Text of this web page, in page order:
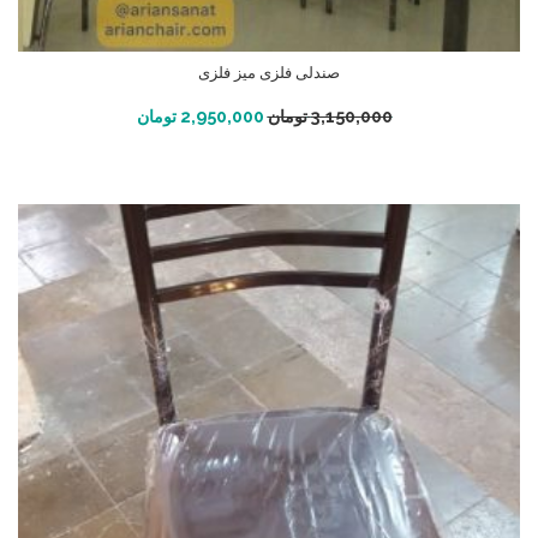
صندلی فلزی میز فلزی
3,150,000تومان 2,950,000 تومان افزودن به سبد خرید